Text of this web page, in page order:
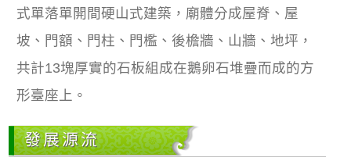
式單落單開間硬山式建築，廟體分成屋脊、屋
坡、門額、門柱、門檻、後檐牆、山牆、地坪，
共計13塊厚實的石板組成在鵝卵石堆疊而成的方
形臺座上。
發展源流